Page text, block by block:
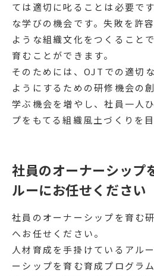
ては適切に叱ることは必要で
な学びの機会です。失敗を許
ような組織文化をつくること
育むことができます。
そのためには、OJTでの適切
ようにするための研修機会の
学ぶ機会を増やし、社員一人
プをもてる組織風土づくりを
社員のオーナーシップ
ルーにお任せください
社員のオーナーシップを育む
へお任せください。
人材育成を手掛けているアル
ーシップを育む育成プログラ